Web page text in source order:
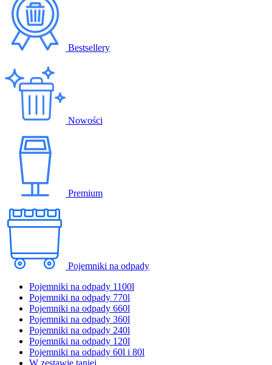
Bestsellery
Nowości
Premium
Pojemniki na odpady
Pojemniki na odpady 1100l
Pojemniki na odpady 770l
Pojemniki na odpady 660l
Pojemniki na odpady 360l
Pojemniki na odpady 240l
Pojemniki na odpady 120l
Pojemniki na odpady 60l i 80l
W zestawie taniej